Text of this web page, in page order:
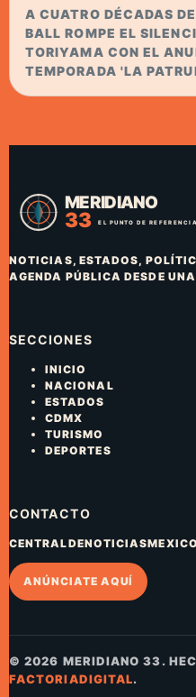
A CUATRO DÉCADAS
BALL ROMPE EL
TORIYAMA CON EL
TEMPORADA 'LA
NOTICIAS, ESTADOS,
AGENDA PÚBLICA DESDE
SECCIONES
INICIO
NACIONAL
ESTADOS
CDMX
TURISMO
DEPORTES
CONTACTO
ANÚNCIATE AQUÍ
© 2026 MERIDIANO 33.
FACTORIADIGITAL.